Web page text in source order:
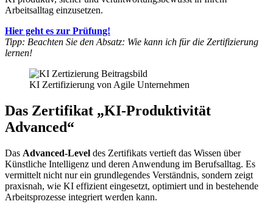
Arbeitsalltag einzusetzen.
Hier geht es zur Prüfung!
Tipp: Beachten Sie den Absatz: Wie kann ich für die Zertifizierung
lernen!
KI Zertifizierung von Agile Unternehmen
Das Zertifikat „KI-Produktivität
Advanced“
Das Advanced-Level des Zertifikats vertieft das Wissen über
Künstliche Intelligenz und deren Anwendung im Berufsalltag. Es
vermittelt nicht nur ein grundlegendes Verständnis, sondern zeigt
praxisnah, wie KI effizient eingesetzt, optimiert und in bestehende
Arbeitsprozesse integriert werden kann.